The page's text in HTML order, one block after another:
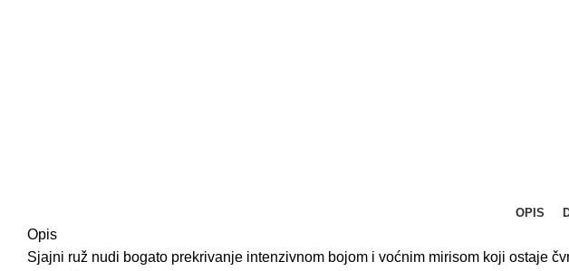
OPIS
Opis
Sjajni ruž nudi bogato prekrivanje intenzivnom bojom i voćnim mirisom koji ostaje